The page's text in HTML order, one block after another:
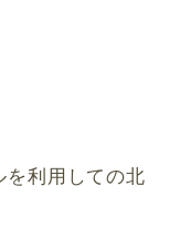
を利用しての北